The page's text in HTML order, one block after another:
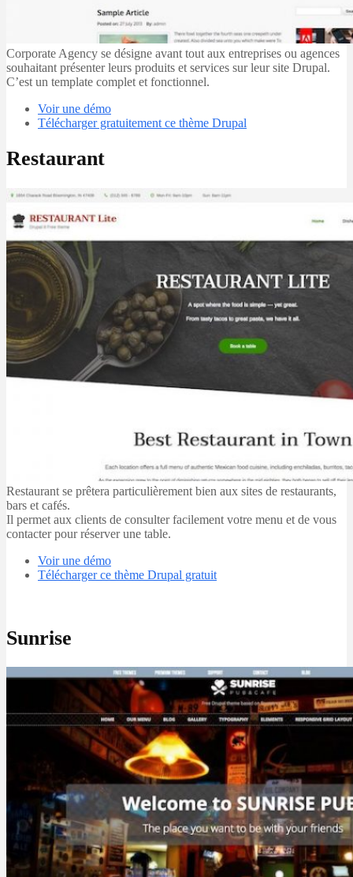
Corporate Agency se désigne avant tout aux entreprises ou agences
souhaitant présenter leurs produits et services sur leur site Drupal.
C’est un template complet et fonctionnel.
Voir une démo
Télécharger gratuitement ce thème Drupal
Restaurant
Restaurant se prêtera particulièrement bien aux sites de restaurants,
bars et cafés.
Il permet aux clients de consulter facilement votre menu et de vous
contacter pour réserver une table.
Voir une démo
Télécharger ce thème Drupal gratuit
Sunrise